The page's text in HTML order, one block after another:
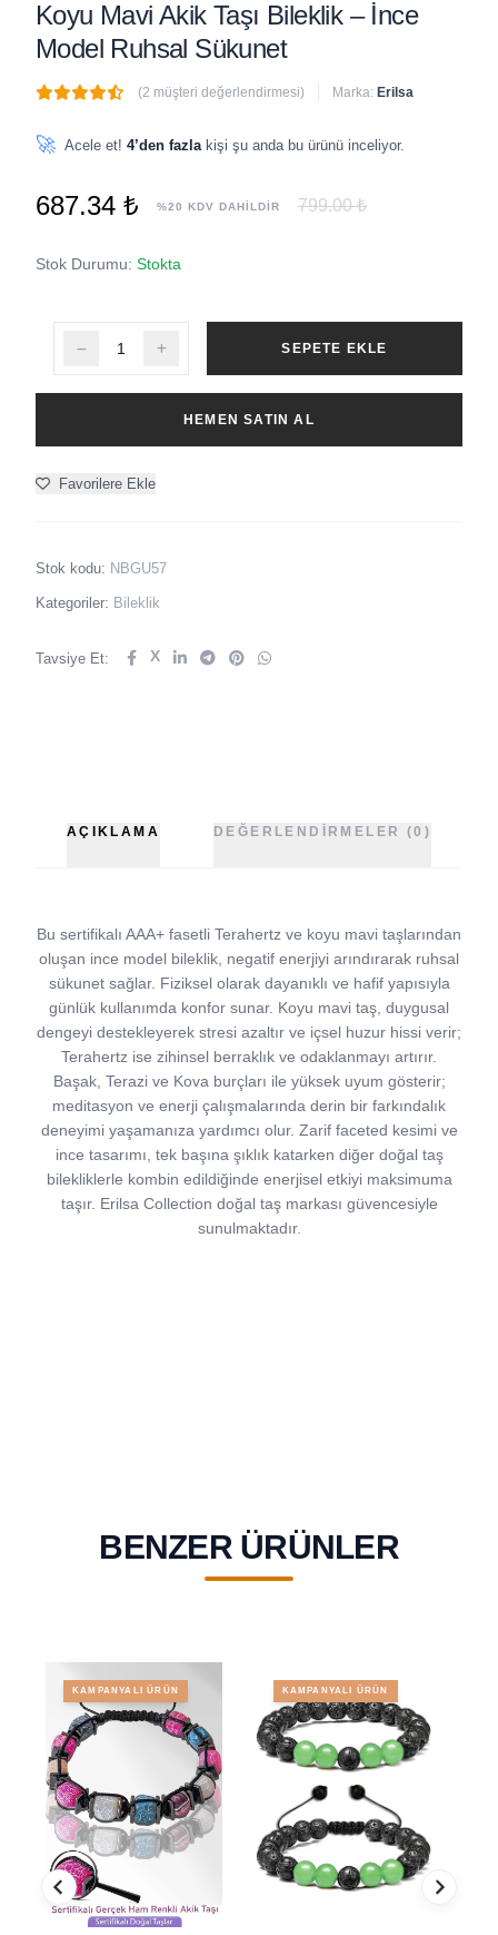
Koyu Mavi Akik Taşı Bileklik – İnce
Model Ruhsal Sükunet
(2 müşteri değerlendirmesi) Marka: Erilsa
🚀 Acele et! 4’den fazla kişi şu anda bu ürünü inceliyor.
687.34 ₺ %20 KDV DAHİLDİR 799.00 ₺
Stok Durumu: Stokta
SEPETE EKLE
HEMEN SATIN AL
Favorilere Ekle
Stok kodu: NBGU57
Kategoriler: Bileklik
Tavsiye Et: X
AÇIKLAMA DEĞERLENDIRMELER (0)
Bu sertifikalı AAA+ fasetli Terahertz ve koyu mavi taşlarından
oluşan ince model bileklik, negatif enerjiyi arındırarak ruhsal
sükunet sağlar. Fiziksel olarak dayanıklı ve hafif yapısıyla
günlük kullanımda konfor sunar. Koyu mavi taş, duygusal
dengeyi destekleyerek stresi azaltır ve içsel huzur hissi verir;
Terahertz ise zihinsel berraklık ve odaklanmayı artırır.
Başak, Terazi ve Kova burçları ile yüksek uyum gösterir;
meditasyon ve enerji çalışmalarında derin bir farkındalık
deneyimi yaşamanıza yardımcı olur. Zarif faceted kesimi ve
ince tasarımı, tek başına şıklık katarken diğer doğal taş
bilekliklerle kombin edildiğinde enerjisel etkiyi maksimuma
taşır. Erilsa Collection doğal taş markası güvencesiyle
sunulmaktadır.
BENZER ÜRÜNLER
KAMPANYALI ÜRÜN KAMPANYALI ÜRÜN